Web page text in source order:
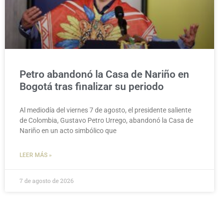
Petro abandonó la Casa de Nariño en
Bogotá tras finalizar su periodo
Al mediodía del viernes 7 de agosto, el presidente saliente
de Colombia, Gustavo Petro Urrego, abandonó la Casa de
Nariño en un acto simbólico que
LEER MÁS »
7 de agosto de 2026